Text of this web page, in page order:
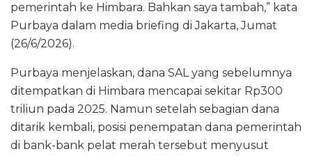
pemerintah ke Himbara. Bahkan saya tambah,” kata
Purbaya dalam media briefing di Jakarta, Jumat
(26/6/2026).
Purbaya menjelaskan, dana SAL yang sebelumnya
ditempatkan di Himbara mencapai sekitar Rp300
triliun pada 2025. Namun setelah sebagian dana
ditarik kembali, posisi penempatan dana pemerintah
di bank-bank pelat merah tersebut menyusut